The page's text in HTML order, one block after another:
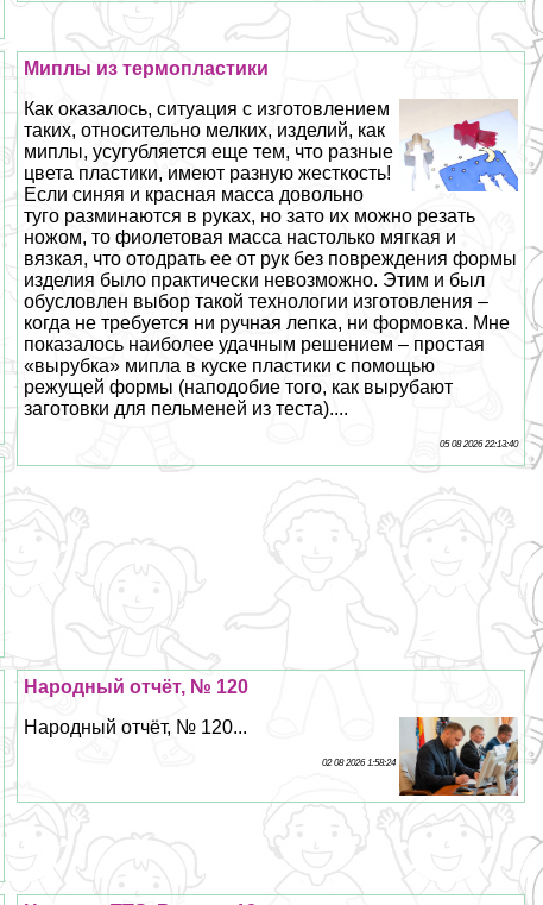
Миплы из термопластики
Как оказалось, ситуация с изготовлением
таких, относительно мелких, изделий, как
миплы, усугубляется еще тем, что разные
цвета пластики, имеют разную жесткость!
Если синяя и красная масса довольно
туго разминаются в руках, но зато их можно резать
ножом, то фиолетовая масса настолько мягкая и
вязкая, что отодрать ее от рук без повреждения формы
изделия было пpaктически невозможно. Этим и был
обусловлен выбор такой технологии изготовления –
когда не требуется ни ручная лепка, ни формовка. Мне
показалось наиболее удачным решением – простая
«вырубка» мипла в куске пластики с помощью
режущей формы (наподобие того, как вырубают
заготовки для пельменей из теста)....
05 08 2026 22:13:40
Народный отчёт, № 120
Народный отчёт, № 120...
02 08 2026 1:58:24